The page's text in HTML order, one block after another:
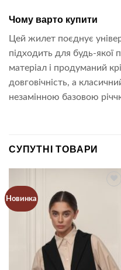
Чому варто купити
Цей жилет поєднує
підходить для будь-якої
матеріал і продуманий
довговічність, а
незамінною базовою
СУПУТНІ ТОВАРИ
Новинка